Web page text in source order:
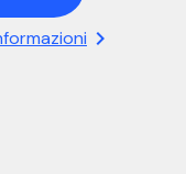
chevron_right